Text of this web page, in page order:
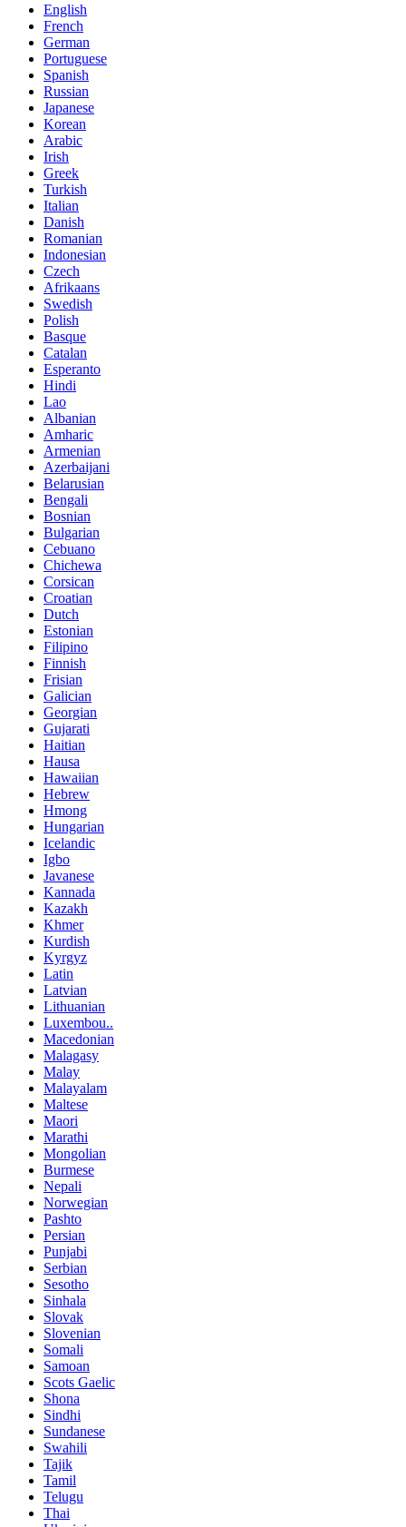
English
French
German
Portuguese
Spanish
Russian
Japanese
Korean
Arabic
Irish
Greek
Turkish
Italian
Danish
Romanian
Indonesian
Czech
Afrikaans
Swedish
Polish
Basque
Catalan
Esperanto
Hindi
Lao
Albanian
Amharic
Armenian
Azerbaijani
Belarusian
Bengali
Bosnian
Bulgarian
Cebuano
Chichewa
Corsican
Croatian
Dutch
Estonian
Filipino
Finnish
Frisian
Galician
Georgian
Gujarati
Haitian
Hausa
Hawaiian
Hebrew
Hmong
Hungarian
Icelandic
Igbo
Javanese
Kannada
Kazakh
Khmer
Kurdish
Kyrgyz
Latin
Latvian
Lithuanian
Luxembou..
Macedonian
Malagasy
Malay
Malayalam
Maltese
Maori
Marathi
Mongolian
Burmese
Nepali
Norwegian
Pashto
Persian
Punjabi
Serbian
Sesotho
Sinhala
Slovak
Slovenian
Somali
Samoan
Scots Gaelic
Shona
Sindhi
Sundanese
Swahili
Tajik
Tamil
Telugu
Thai